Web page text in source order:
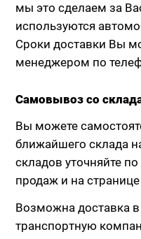
мы это сделаем за
используются
Сроки доставки Вы
менеджером по
Самовывоз со
Вы можете
ближайшего склада
складов уточняйте
продаж и на странице
Возможна доставка
транспортную